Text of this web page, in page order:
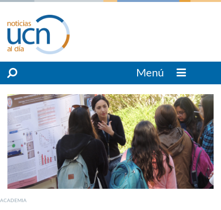
Menú
ACADEMIA